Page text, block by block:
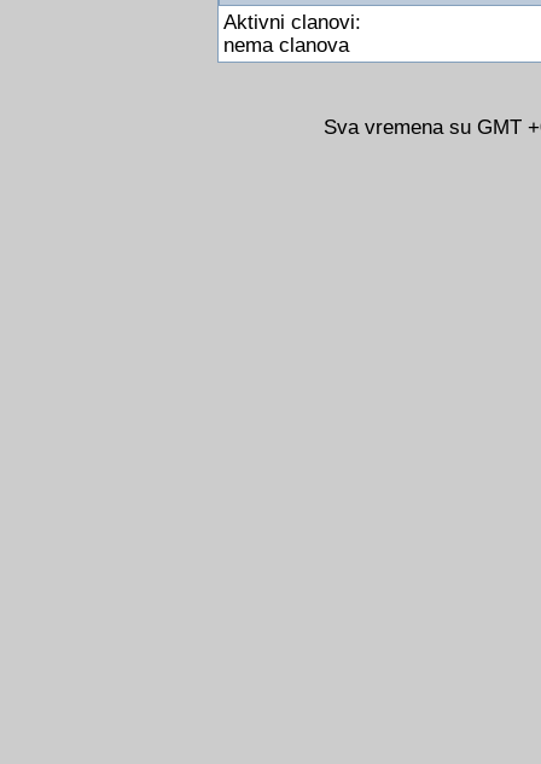
Aktivni clanovi:
nema clanova
Sva vremena su GMT